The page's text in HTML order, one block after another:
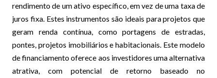
rendimento de um ativo específico, em vez de uma taxa de
juros fixa. Estes instrumentos são ideais para projetos que
geram renda contínua, como portagens de estradas,
pontes, projetos imobiliários e habitacionais. Este modelo
de financiamento oferece aos investidores uma alternativa
atrativa, com potencial de retorno baseado no